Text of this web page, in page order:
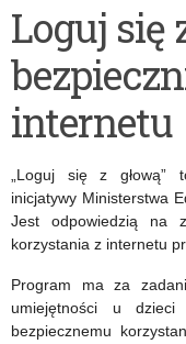
Loguj się
internetu
„Loguj się z głową”
inicjatywy Ministerstwa
Jest odpowiedzią na
korzystania z internetu
Program ma za
umiejętności u
bezpiecznemu
Kuratora
Oświaty
w
sprawie
z
Tirka”
–
dla
klas